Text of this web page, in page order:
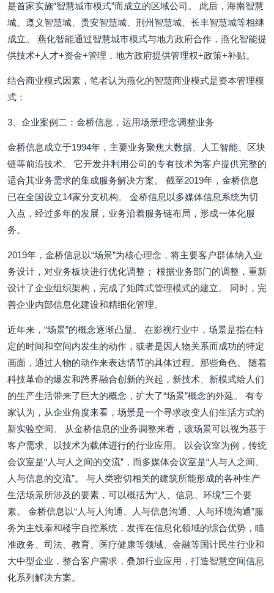
是首家实施“智慧城市模式”而成立的区域公司。 此后，海南智慧
城、遵义智慧城、贵安智慧城、荆州智慧城、长丰智慧城等相继
成立。 燕化智能通过智慧城市模式与地方政府合作，燕化智能提
供技术+人才+资金+管理，地方政府提供管理权+政策+补贴。
结合商业模式因素，笔者认为燕化的智慧商业模式是资本管理模
式：
3、企业案例二：金桥信息，运用场景理念调整业务
金桥信息成立于1994年，主要业务聚焦大数据、人工智能、区块
链等前沿技术。 它开发并利用公司的专有技术为客户提供完整的
适合其业务需求的集成服务解决方案。 截至2019年，金桥信息
已在全国设立14家分支机构。 金桥信息以多媒体信息系统为切
入点，经过多年的发展，业务沿着服务链布局，形成一体化服
务。
2019年，金桥信息以“场景”为核心理念，将主要客户群体纳入业
务设计，对业务板块进行优化调整； 根据业务部门的调整，重新
设计了企业组织架构，完成了矩阵式管理模式的建立。 同时，完
善企业内部信息化建设和精细化管理。
近年来，“场景”的概念逐渐凸显。 在影视行业中，场景是指在特
定的时间和空间内发生的动作，或者是因人物关系而成功的特定
画面，通过人物的动作来表达情节的具体过程。那些角色。 随着
科技革命的爆发和跨界融合创新的兴起，新技术、新模式给人们
的生产生活带来了巨大的概念，扩大了“场景”概念的外延。 有专
家认为，从企业角度来看，场景是一个寻求改变人们生活方式的
新实验空间。 从金桥信息的业务调整来看，该场景可以视为基于
客户需求、以技术为载体进行的行业应用。 以会议室为例，传统
会议室是“人与人之间的交流”，而多媒体会议室是“人与人之间、
人与信息的交流”。 与人类密切相关的建筑所能形成的各种生产
生活场景所涉及的要素，可以概括为“人、信息、环境”三个要
素。 金桥信息以“人与人沟通、人与信息沟通、人与环境沟通”服
务为主线泰和楼宇自控系统，发挥在信息化领域的综合优势，瞄
准政务、司法、教育、医疗健康等领域、金融等国计民生行业和
大中型企业，整合客户需求，叠加行业应用，打造智慧空间信息
化系列解决方案。